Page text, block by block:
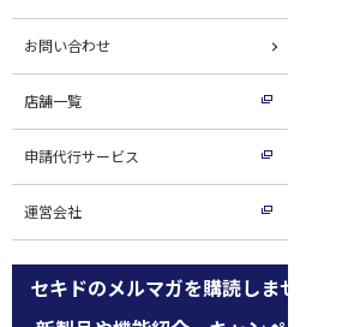
お問い合わせ
店舗一覧
申請代行サービス
運営会社
セキドのメルマガを購読しませんか